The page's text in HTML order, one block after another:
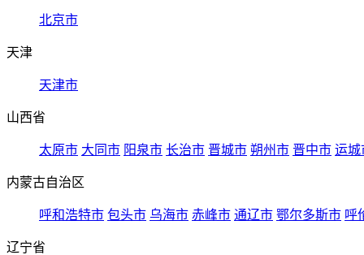
北京市
天津
天津市
山西省
太原市 大同市 阳泉市 长治市 晋城市 朔州市 晋中市 运城
内蒙古自治区
呼和浩特市 包头市 乌海市 赤峰市 通辽市 鄂尔多斯市 呼
辽宁省